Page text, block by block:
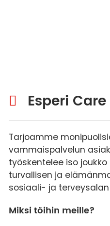
Esperi
Tarjoamme
vammaispalvelun
työskentelee iso
turvallisen ja
sosiaali- ja
Miksi töihin meille?